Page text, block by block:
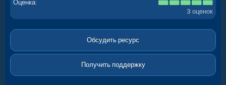
Оценка
5
.
0
з
ё
з
3 оценок
Обсудить ресурс
Получить поддержку